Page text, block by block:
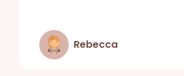
Rebecca